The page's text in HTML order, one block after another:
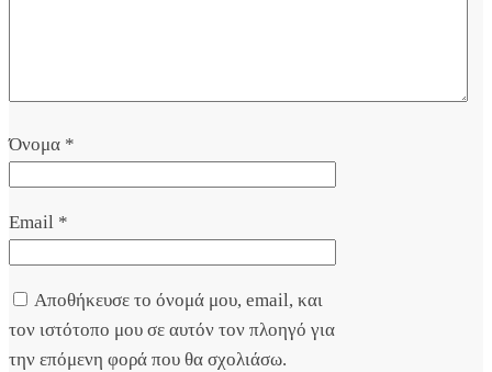
Όνομα *
Email *
Αποθήκευσε το όνομά μου, email, και
τον ιστότοπο μου σε αυτόν τον πλοηγό για
την επόμενη φορά που θα σχολιάσω.